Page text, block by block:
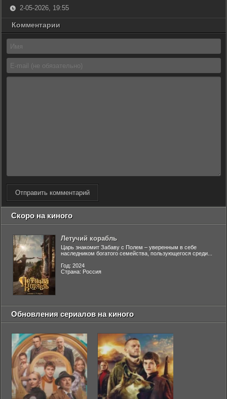
2-05-2026, 19:55
Комментарии
Отправить комментарий
Скоро на киного
Летучий корабль
Царь знакомит Забаву с Полем – уверенным в себе
наследником богатого семейства, пользующегося среди...
Год: 2024
Страна: Россия
Обновления сериалов на киного